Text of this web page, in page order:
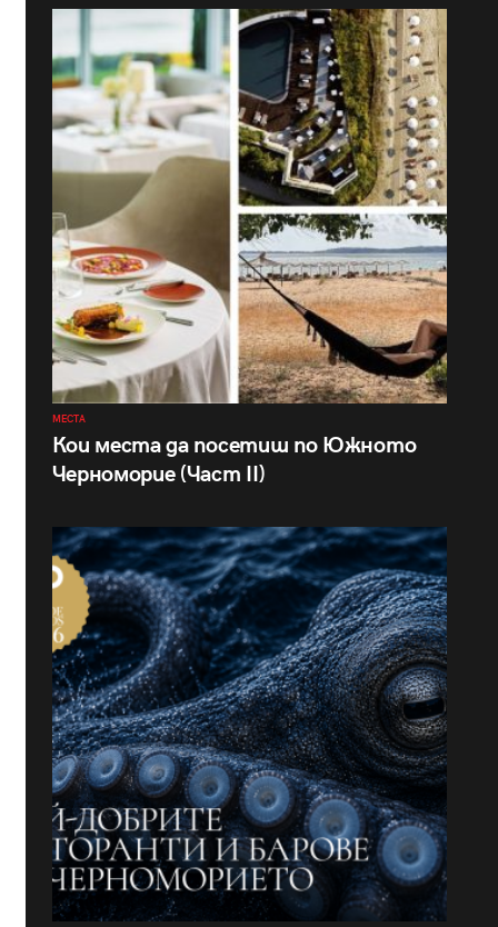
МЕСТА
Кои места да посетиш по Южното
Черноморие (Част II)